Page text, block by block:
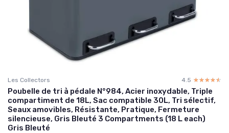
Les Collectors 4.5 ☆☆☆☆☆
★★★★★
Poubelle de tri à pédale N°984, Acier inoxydable, Triple
compartiment de 18L, Sac compatible 30L, Tri sélectif,
Seaux amovibles, Résistante, Pratique, Fermeture
silencieuse, Gris Bleuté 3 Compartments (18 L each)
Gris Bleuté